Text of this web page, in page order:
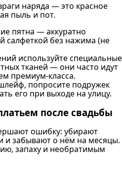
наряда — это красное
пыль и пот.
пятна — аккуратно
салфеткой без нажима (не
используйте специальные
тканей — они часто идут
премиум-класса.
попросите подружек
его при выходе на улицу.
после свадьбы
ошибку: убирают
и забывают о нём на месяцы.
запаху и необратимым